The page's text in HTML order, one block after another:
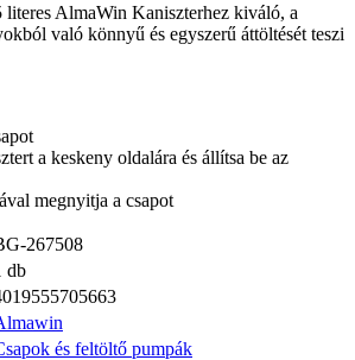
literes AlmaWin Kaniszterhez kiváló, a
való könnyű és egyszerű áttöltését teszi
a keskeny oldalára és állítsa be az
megnyitja a csapot
267508
db
és feltöltő pumpák